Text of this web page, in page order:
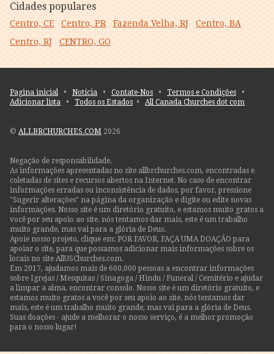
Cidades populares
Centro, CE Centro, PR Fazenda Velha, RJ
Centro, BA
Centro, RJ
CENTRO, GO
Pagina inicial • Notícia • Contate-Nos • Termos e Condições •
Adicionar lista • Todos os Estados • All Canada Churches dot com
© ALLBRCHURCHES.COM 2026
Negação de responsabilidade.
As informações apresentadas no site allbrchurches.com, encontradas e
coletadas de sites e recursos abertos na Internet. No caso de encontrar
informações erradas ou inconsistência de dados, por favor, pressione
"Sugerir alterações" na página da organização e digite ou edite novas
informações. Nosso site é um diretório gratuito, e estamos muito gratos a
você por seu apoio ao site. nós tentamos dar mais, este é um trabalho
muito grande, mas vai para a glória de Deus.
Apoie nosso projeto, clique em: POR FAVOR, FAÇA UMA DOAÇÃO para
apoiar o site, para que possamos adicionar mais informações sobre os
locais no site AllUSChurches.com.
Em 2017, ajudamos mais de 600.000 pessoas a encontrar informações
sobre Igrejas / Mesquitas / Sinagoga / Hindu / Funeral / Cemitério e ajudar
a limpar a alma, encontrar consolo. Nosso site é um diretório gratuito, e
estamos muito gratos a você por seu apoio ao site. nós tentamos dar
mais, este é um trabalho muito grande, mas vai para a glória de Deus.
Suas doações - ajude a melhorar o nosso serviço, é a melhor promoção
para o nosso lugar!